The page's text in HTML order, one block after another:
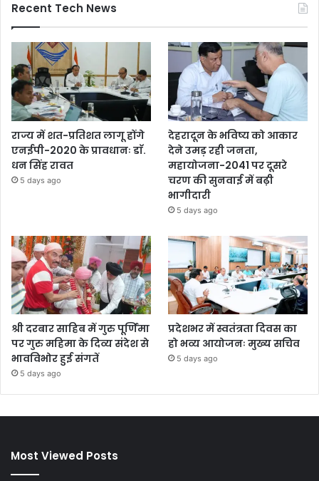
Recent Tech News
राज्य में शत-प्रतिशत लागू होंगे
एनईपी-2020 के प्रावधानः डाॅ.
धन सिंह रावत
5 days ago
देहरादून के भविष्य को आकार
देने उमड़ रही जनता,
महायोजना-2041 पर दूसरे
चरण की सुनवाई में बढ़ी
भागीदारी
5 days ago
श्री दरबार साहिब में गुरु पूर्णिमा
पर गुरु महिमा के दिव्य संदेश से
भावविभोर हुई संगतें
5 days ago
प्रदेशभर में स्वतंत्रता दिवस का
हो भव्य आयोजनः मुख्य सचिव
5 days ago
Most Viewed Posts